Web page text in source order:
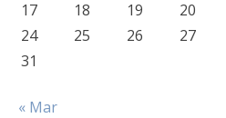
17
18 19 20
24
25 26 27
31
« Mar